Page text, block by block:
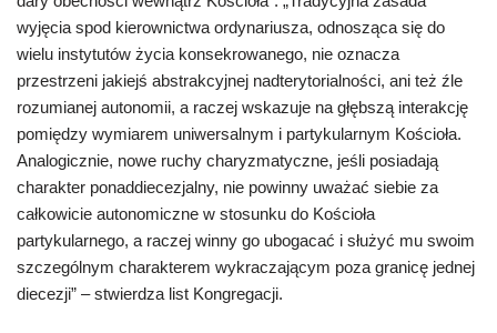
wyjęcia spod kierownictwa ordynariusza, odnosząca się do
wielu instytutów życia konsekrowanego, nie oznacza
przestrzeni jakiejś abstrakcyjnej nadterytorialności, ani też źle
rozumianej autonomii, a raczej wskazuje na głębszą interakcję
pomiędzy wymiarem uniwersalnym i partykularnym Kościoła.
Analogicznie, nowe ruchy charyzmatyczne, jeśli posiadają
charakter ponaddiecezjalny, nie powinny uważać siebie za
całkowicie autonomiczne w stosunku do Kościoła
partykularnego, a raczej winny go ubogacać i służyć mu swoim
szczególnym charakterem wykraczającym poza granicę jednej
diecezji” – stwierdza list Kongregacji.